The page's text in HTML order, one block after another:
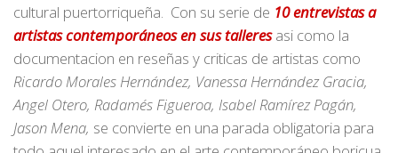
cultural puertorriqueña. Con su serie de 10 entrevistas a
artistas contemporáneos en sus talleresasi como la
documentacion en reseñas y criticas de artistas como
Ricardo Morales Hernández, Vanessa Hernández Gracia,
Angel Otero, Radamés Figueroa, Isabel Ramírez Pagán,
Jason Mena, se convierte en una parada obligatoria para